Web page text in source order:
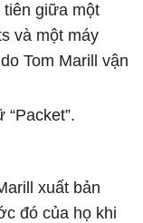
tiên giữa một
và một máy
Tom Marill vận
xuất bản
đó của họ khi